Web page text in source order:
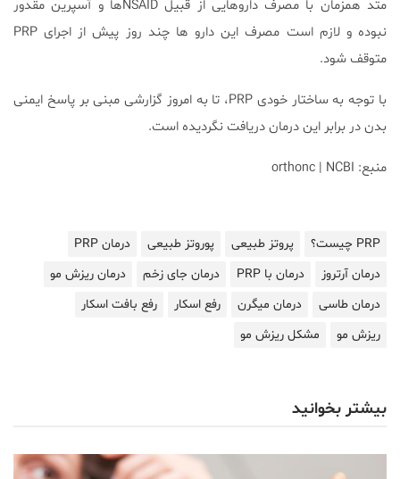
متد همزمان با مصرف داروهایی از قبیل NSAIDها و آسپرین مقدور
نبوده و لازم است مصرف این دارو ها چند روز پیش از اجرای PRP
متوقف شود.
با توجه به ساختار خودی PRP، تا به امروز گزارشی مبنی بر پاسخ ایمنی
بدن در برابر این درمان دریافت نگردیده است.
منبع: orthonc | NCBI
PRP چیست؟ پروتز طبیعی پوروتز طبیعی
درمان PRP
درمان آرتروز
درمان با PRP درمان جای زخم
درمان ریزش مو
درمان طاسی
درمان میگرن رفع اسکار
رفع بافت اسکار
ریزش مو
مشکل ریزش مو
بیشتر بخوانید